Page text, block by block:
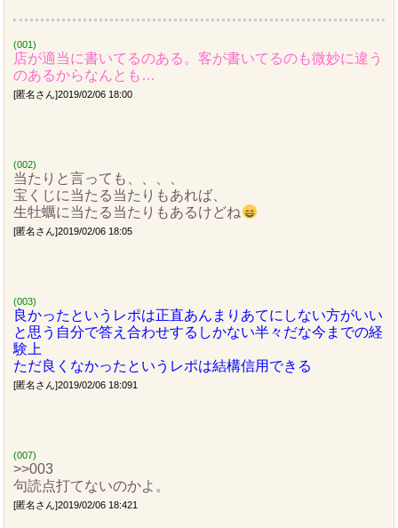
(001)
店が適当に書いてるのある。客が書いてるのも微妙に違う
のあるからなんとも…
[匿名さん]2019/02/06 18:00
(002)
当たりと言っても、、、、
宝くじに当たる当たりもあれば、
生牡蠣に当たる当たりもあるけどね
[匿名さん]2019/02/06 18:05
(003)
良かったというレポは正直あんまりあてにしない方がいい
と思う自分で答え合わせするしかない半々だな今までの経
験上
ただ良くなかったというレポは結構信用できる
[匿名さん]2019/02/06 18:091
(007)
>>003
句読点打てないのかよ。
[匿名さん]2019/02/06 18:421